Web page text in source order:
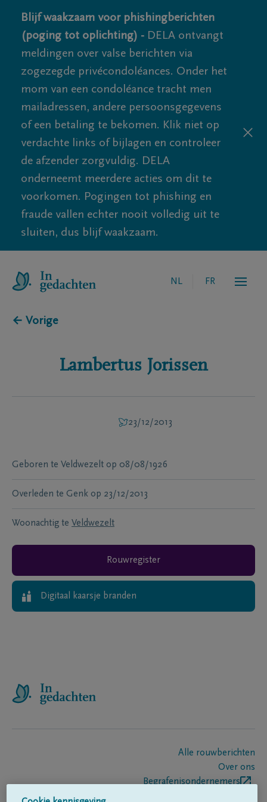
Blijf waakzaam voor phishingberichten
(poging tot oplichting) - DELA ontvangt
meldingen over valse berichten via
zogezegde privécondoléances. Onder het
mom van een condoléance tracht men
mailadressen, andere persoonsgegevens
of een betaling te bekomen. Klik niet op
verdachte links of bijlagen en controleer
de afzender zorgvuldig. DELA
onderneemt meerdere acties om dit te
voorkomen. Pogingen tot phishing en
fraude vallen echter nooit volledig uit te
sluiten, dus blijf waakzaam.
NL FR
← Vorige
Lambertus Jorissen
23/12/2013
Geboren te Veldwezelt op 08/08/1926
Overleden te Genk op 23/12/2013
Woonachtig te Veldwezelt
Rouwregister
Digitaal kaarsje branden
Alle rouwberichten
Over ons
Begrafenisondernemers